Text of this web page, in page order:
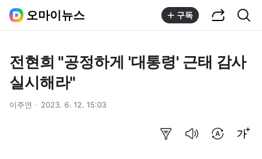
오마이뉴스 구독
전현희 "공정하게 '대통령' 근태 감사
실시해라"
이주연 2023. 6. 12. 15:03